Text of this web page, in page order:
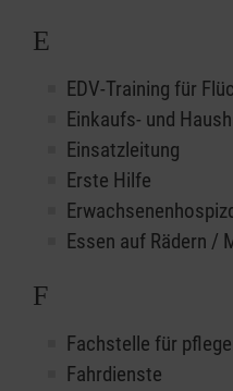
E
EDV-Training für
Einkaufs- und
Einsatzleitung
Erste Hilfe
Essen auf Rädern /
F
Fachstelle für
Fahrdienste